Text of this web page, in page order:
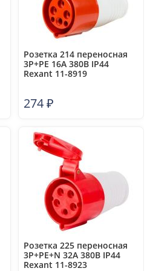
Розетка 214 переносная
3Р+РЕ 16А 380В IP44
Rexant 11-8919
274₽
Розетка 225 переносная
3Р+РЕ+N 32А 380В IP44
Rexant 11-8923